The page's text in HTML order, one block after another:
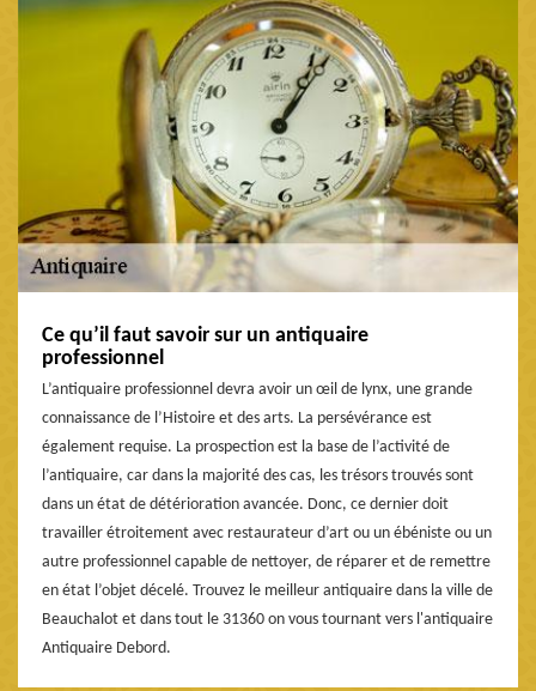
Ce qu’il faut savoir sur un antiquaire
professionnel
L’antiquaire professionnel devra avoir un œil de lynx, une grande
connaissance de l’Histoire et des arts. La persévérance est
également requise. La prospection est la base de l’activité de
l’antiquaire, car dans la majorité des cas, les trésors trouvés sont
dans un état de détérioration avancée. Donc, ce dernier doit
travailler étroitement avec restaurateur d’art ou un ébéniste ou un
autre professionnel capable de nettoyer, de réparer et de remettre
en état l’objet décelé. Trouvez le meilleur antiquaire dans la ville de
Beauchalot et dans tout le 31360 on vous tournant vers l'antiquaire
Antiquaire Debord.